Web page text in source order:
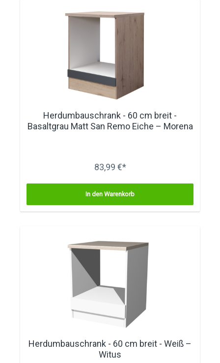
Herdumbauschrank - 60 cm breit -
Basaltgrau Matt San Remo Eiche – Morena
83,99 €*
In den Warenkorb
Herdumbauschrank - 60 cm breit - Weiß –
Witus